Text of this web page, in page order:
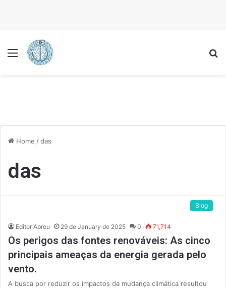
Menu
Home /das
das
Blog
Editor Abreu 29 de January de 2025 0 71,714
Os perigos das fontes renováveis: As cinco
principais ameaças da energia gerada pelo
vento.
A busca por reduzir os impactos da mudança climática resultou